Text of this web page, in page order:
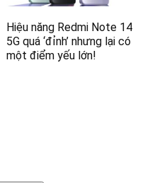
Hiệu năng Redmi Note 14
5G quá ‘đỉnh’ nhưng lại có
một điểm yếu lớn!